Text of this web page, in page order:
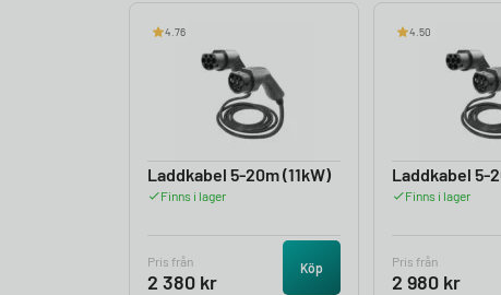
4.76
Laddkabel 5-20m (11kW)
Finns i lager
Pris från
2 380 kr
Köp
4.50
Laddkabel 5-
Finns i lager
Pris från
2 980 kr